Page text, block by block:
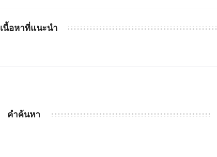
เนื้อหาที่แนะนำ
คำค้นหา